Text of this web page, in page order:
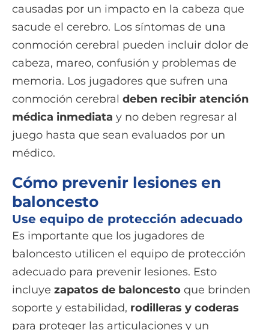
causadas por un impacto en la cabeza que
sacude el cerebro. Los síntomas de una
conmoción cerebral pueden incluir dolor de
cabeza, mareo, confusión y problemas de
memoria. Los jugadores que sufren una
conmoción cerebral deben recibir atención
médica inmediata y no deben regresar al
juego hasta que sean evaluados por un
médico.
Cómo prevenir lesiones en
baloncesto
Use equipo de protección adecuado
Es importante que los jugadores de
baloncesto utilicen el equipo de protección
adecuado para prevenir lesiones. Esto
incluye zapatos de baloncesto que brinden
soporte y estabilidad, rodilleras y coderas
para proteger las articulaciones y un